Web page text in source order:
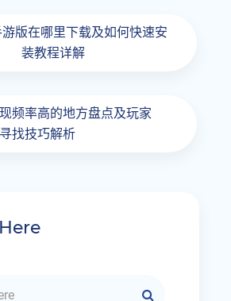
版在哪里下载及如何快速安
装教程详解
频率高的地方盘点及玩家
寻找技巧解析